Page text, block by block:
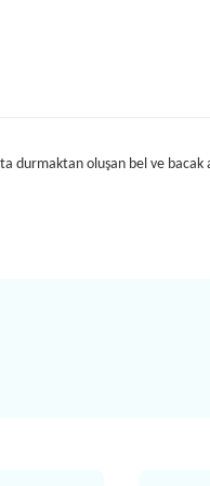
oluşan bel ve bacak